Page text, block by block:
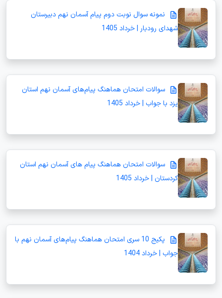
نمونه سوال نوبت دوم پیام آسمان نهم دبیرستان
شهدای رودبار | خرداد 1405
سوالات امتحان هماهنگ پیام‌های آسمان نهم استان
یزد با جواب | خرداد 1405
سوالات امتحان هماهنگ پیام های آسمان نهم استان
کردستان | خرداد 1405
پکیج 10 سری امتحان هماهنگ پیام‌های آسمان نهم با
جواب | خرداد 1404